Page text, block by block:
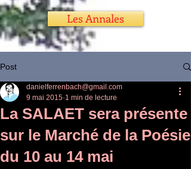
Les Annales
Post
La SALAET sera présente
sur le Marché de la Poésie
du 10 au 14 mai
danielferrenbach@gmail.com
9 mai 2015 1 min de lecture